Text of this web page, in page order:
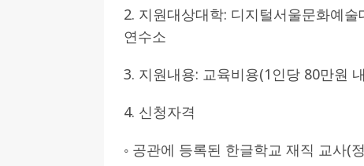
[ 2026-07-27 ]
튀빙겐대, ‘독일어권 한국
[ 2026-07-20 ] “정체성은 연결의 자산”…
인소식
[ 2022-03-20 ] 사진의 주인을 찾습니다.
2. 지원대상대학: 디지털서울문화예
연수소
3. 지원내용: 교육비용(1인당 80만원
4. 신청자격
◦ 공관에 등록된 한글학교 재직 교사(